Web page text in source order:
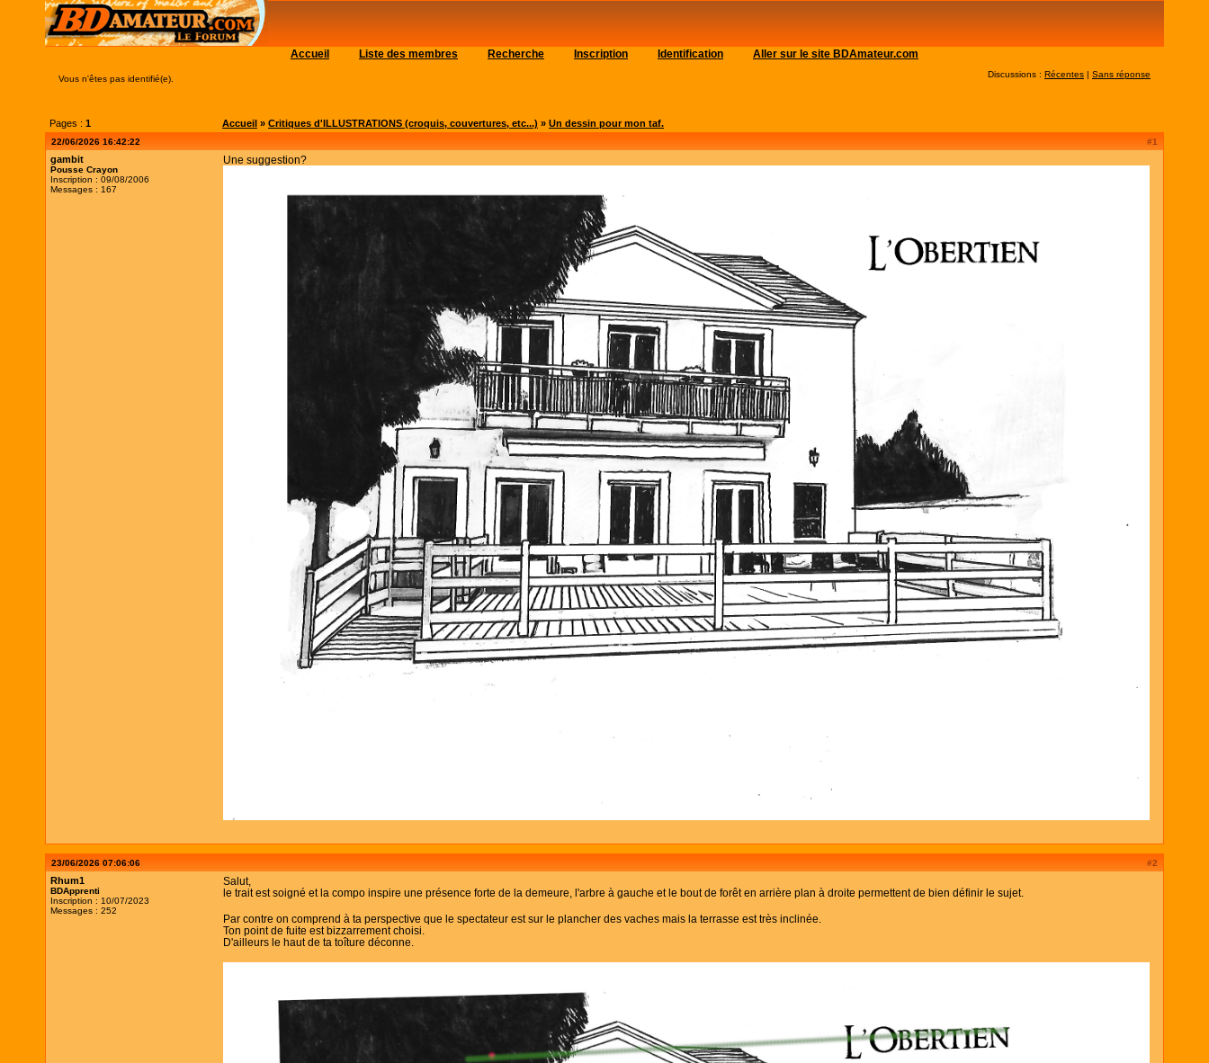
Accueil Liste des membres Recherche Inscription Identification Aller sur le site BDAmateur.com
Vous n'êtes pas identifié(e). Discussions : Récentes | Sans réponse
Pages : 1 Accueil » Critiques d'ILLUSTRATIONS (croquis, couvertures, etc...) » Un dessin pour mon taf.
#1
22/06/2026 16:42:22
gambit
Pousse Crayon
Inscription : 09/08/2006
Messages : 167
Une suggestion?
#2
23/06/2026 07:06:06
Rhum1
BDApprenti
Inscription : 10/07/2023
Messages : 252
Salut,
le trait est soigné et la compo inspire une présence forte de la demeure, l'arbre à gauche et le bout de forêt en arrière plan à droite permettent de bien définir le sujet.
Par contre on comprend à ta perspective que le spectateur est sur le plancher des vaches mais la terrasse est très inclinée.
Ton point de fuite est bizzarrement choisi.
D'ailleurs le haut de ta toîture déconne.